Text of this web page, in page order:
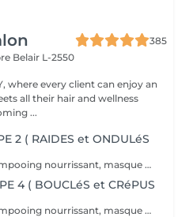
385
Belair L-2550
where every client can enjoy an
all their hair and wellness
...
2 ( RAIDES et ONDULéS
diagnostic sur mesure + shampooing nourrissant, masque hydratant ,coiffage sérum et fixation finale. Important: cheveux sans tresse ni noeuds à l'arrivée; tout noeuds ou tressage entraîne l'annulation et 50% de la prestation est retenu. Toute arrivée retardée de 15-30 minutes ou plus entraînera l'annulation automatique du rendez-vous.
4 ( BOUCLéS et CRéPUS
diagnostic sur mesure + shampooing nourrissant, masque hydratant ,coiffage sérum et fixation finale. Important: cheveux sans tresse ni noeuds à l'arrivée; tout noeuds ou tressage entraîne l'annulation et 50% de la prestation est retenu. Toute arrivée retardée de 15-30 minutes ou plus entraînera l'annulation automatique du rendez-vous.